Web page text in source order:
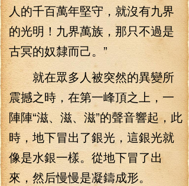
人的千百萬年堅守，就沒有九界
的光明！九界萬族，那只不過是
古冥的奴隸而己。”
就在眾多人被突然的異變所
震撼之時，在第一峰頂之上，一
陣陣“滋、滋、滋”的聲音響起，此
時，地下冒出了銀光，這銀光就
像是水銀一樣。從地下冒了出
來，然后慢慢是凝鑄成形。